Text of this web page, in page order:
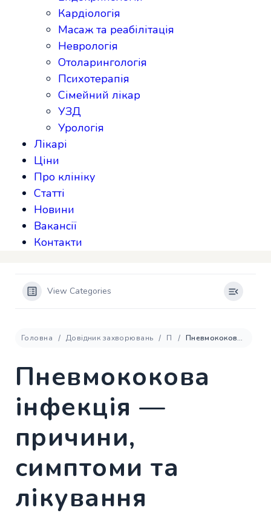
Кардіологія
Масаж та реабілітація
Неврологія
Отоларингологія
Психотерапія
Сімейний лікар
УЗД
Урологія
Лікарі
Ціни
Про клініку
Статті
Новини
Вакансії
Контакти
View Categories
Головна Довідник захворювань П Пневмококова інфекція — причини, симптоми та лікування
Пневмококова
інфекція —
причини,
симптоми та
лікування